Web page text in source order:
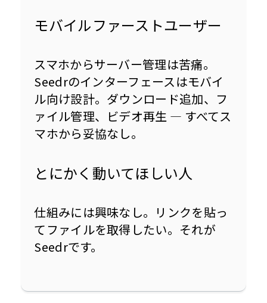
モバイルファーストユーザー
スマホからサーバー管理は苦痛。
Seedrのインターフェースはモバイ
ル向け設計。ダウンロード追加、フ
ァイル管理、ビデオ再生 — すべてス
マホから妥協なし。
とにかく動いてほしい人
仕組みには興味なし。リンクを貼っ
てファイルを取得したい。それが
Seedrです。